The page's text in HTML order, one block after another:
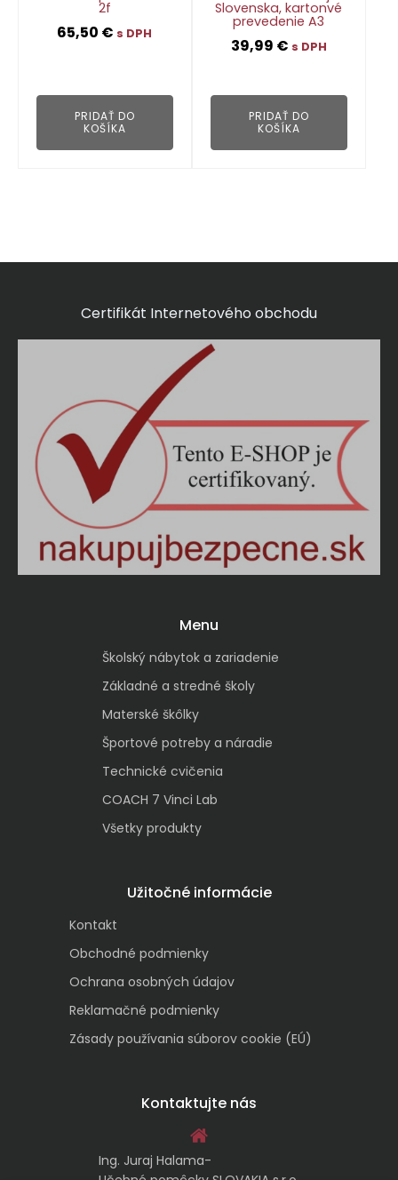
2f
65,50 € s DPH
PRIDAŤ DO
KOŠÍKA
Slovenska, kartonvé
prevedenie A3
39,99 € s DPH
PRIDAŤ DO
KOŠÍKA
Certifikát Internetového obchodu
Menu
Školský nábytok a zariadenie
Základné a stredné školy
Materské škôlky
Športové potreby a náradie
Technické cvičenia
COACH 7 Vinci Lab
Všetky produkty
Užitočné informácie
Kontakt
Obchodné podmienky
Ochrana osobných údajov
Reklamačné podmienky
Zásady používania súborov cookie (EÚ)
Kontaktujte nás
Ing. Juraj Halama-